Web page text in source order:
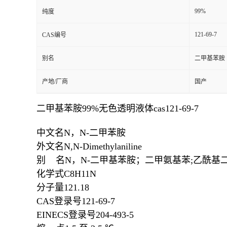
纯度 99%
CAS编号 121-69-7
别名 二甲基苯胺
产地/厂商 国产
二甲基苯胺99%无色透明液体cas121-69-7
中文名N，N-二甲苯胺
外文名N,N-Dimethylaniline
别 名N，N-二甲基苯胺；二甲氨基苯;乙酰基
化学式C8H11N
分子量121.18
CAS登录号121-69-7
EINECS登录号204-493-5